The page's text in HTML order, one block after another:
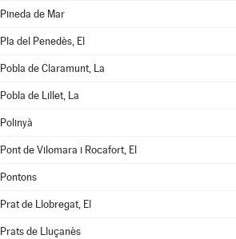
Pineda de Mar
Pla del Penedès, El
Pobla de Claramunt, La
Pobla de Lillet, La
Polinyà
Pont de Vilomara i Rocafort, El
Pontons
Prat de Llobregat, El
Prats de Lluçanès